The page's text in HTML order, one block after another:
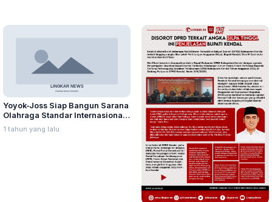
Yoyok-Joss Siap Bangun Sarana
Olahraga Standar Internasional
di Semua Kecamatan, Ini
Manfaat Detailnya
1 tahun yang lalu